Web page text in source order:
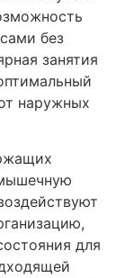
без
занятия
наружных
для